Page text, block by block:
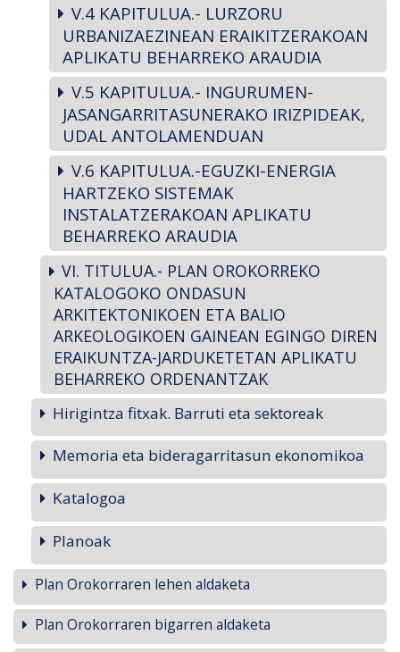
V.4 KAPITULUA.- LURZORU
URBANIZAEZINEAN ERAIKITZERAKOAN
APLIKATU BEHARREKO ARAUDIA
V.5 KAPITULUA.- INGURUMEN-
JASANGARRITASUNERAKO IRIZPIDEAK,
UDAL ANTOLAMENDUAN
V.6 KAPITULUA.-EGUZKI-ENERGIA
HARTZEKO SISTEMAK
INSTALATZERAKOAN APLIKATU
BEHARREKO ARAUDIA
VI. TITULUA.- PLAN OROKORREKO
KATALOGOKO ONDASUN
ARKITEKTONIKOEN ETA BALIO
ARKEOLOGIKOEN GAINEAN EGINGO DIREN
ERAIKUNTZA-JARDUKETETAN APLIKATU
BEHARREKO ORDENANTZAK
Hirigintza fitxak. Barruti eta sektoreak
Memoria eta bideragarritasun ekonomikoa
Katalogoa
Planoak
Plan Orokorraren lehen aldaketa
Plan Orokorraren bigarren aldaketa